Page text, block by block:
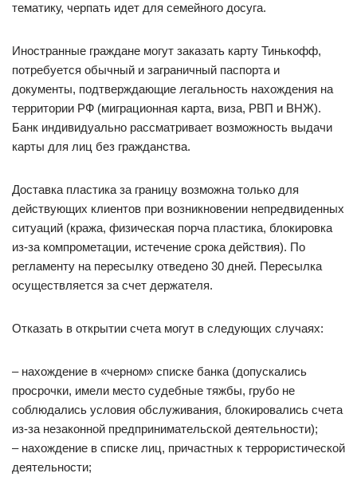
тематику, черпать идет для семейного досуга.
Иностранные граждане могут заказать карту Тинькофф,
потребуется обычный и заграничный паспорта и
документы, подтверждающие легальность нахождения на
территории РФ (миграционная карта, виза, РВП и ВНЖ).
Банк индивидуально рассматривает возможность выдачи
карты для лиц без гражданства.
Доставка пластика за границу возможна только для
действующих клиентов при возникновении непредвиденных
ситуаций (кража, физическая порча пластика, блокировка
из-за компрометации, истечение срока действия). По
регламенту на пересылку отведено 30 дней. Пересылка
осуществляется за счет держателя.
Отказать в открытии счета могут в следующих случаях:
– нахождение в «черном» списке банка (допускались
просрочки, имели место судебные тяжбы, грубо не
соблюдались условия обслуживания, блокировались счета
из-за незаконной предпринимательской деятельности);
– нахождение в списке лиц, причастных к террористической
деятельности;